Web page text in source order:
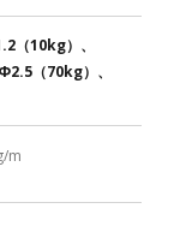
10kg）、
（70kg）、
m